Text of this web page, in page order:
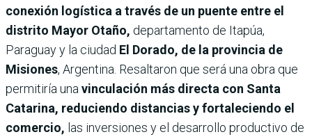
conexión logística a través de un puente entre el
distrito Mayor Otaño, departamento de Itapúa,
Paraguay y la ciudad El Dorado, de la provincia de
Misiones, Argentina. Resaltaron que será una obra que
permitiría una vinculación más directa con Santa
Catarina, reduciendo distancias y fortaleciendo el
comercio, las inversiones y el desarrollo productivo de